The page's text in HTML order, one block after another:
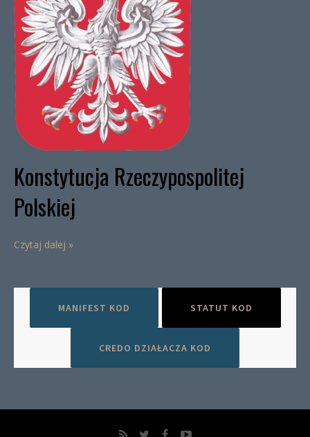
Konstytucja Rzeczypospolitej
Polskiej
Czytaj dalej »
MANIFEST KOD STATUT KOD
CREDO DZIAŁACZA KOD